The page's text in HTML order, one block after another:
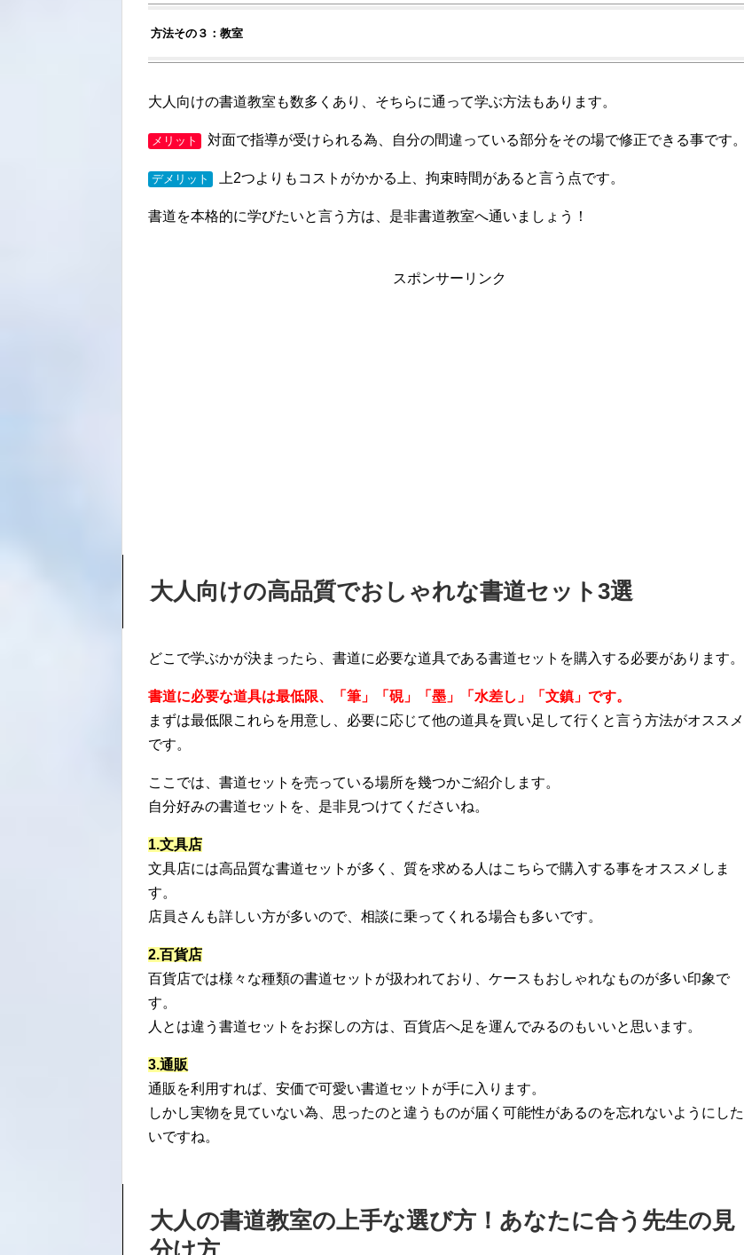
方法その３：教室
大人向けの書道教室も数多くあり、そちらに通って学ぶ方法もあります。
メリット 対面で指導が受けられる為、自分の間違っている部分をその場で修正できる事です。
デメリット 上2つよりもコストがかかる上、拘束時間があると言う点です。
書道を本格的に学びたいと言う方は、是非書道教室へ通いましょう！
スポンサーリンク
大人向けの高品質でおしゃれな書道セット3選
どこで学ぶかが決まったら、書道に必要な道具である書道セットを購入する必要があります。
書道に必要な道具は最低限、「筆」「硯」「墨」「水差し」「文鎮」です。
まずは最低限これらを用意し、必要に応じて他の道具を買い足して行くと言う方法がオススメ
です。
ここでは、書道セットを売っている場所を幾つかご紹介します。
自分好みの書道セットを、是非見つけてくださいね。
1.文具店
文具店には高品質な書道セットが多く、質を求める人はこちらで購入する事をオススメしま
す。
店員さんも詳しい方が多いので、相談に乗ってくれる場合も多いです。
2.百貨店
百貨店では様々な種類の書道セットが扱われており、ケースもおしゃれなものが多い印象で
す。
人とは違う書道セットをお探しの方は、百貨店へ足を運んでみるのもいいと思います。
3.通販
通販を利用すれば、安価で可愛い書道セットが手に入ります。
しかし実物を見ていない為、思ったのと違うものが届く可能性があるのを忘れないようにした
いですね。
大人の書道教室の上手な選び方！あなたに合う先生の見